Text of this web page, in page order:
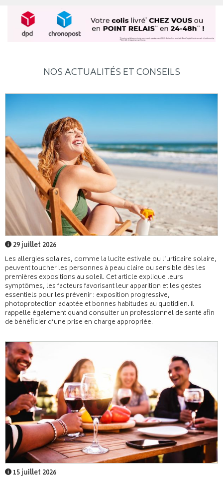
NOS ACTUALITÉS ET CONSEILS
29 juillet 2026
Les allergies solaires, comme la lucite estivale ou l’urticaire solaire,
peuvent toucher les personnes à peau claire ou sensible dès les
premières expositions au soleil. Cet article explique leurs
symptômes, les facteurs favorisant leur apparition et les gestes
essentiels pour les prévenir : exposition progressive,
photoprotection adaptée et bonnes habitudes au quotidien. Il
rappelle également quand consulter un professionnel de santé afin
de bénéficier d’une prise en charge appropriée.
15 juillet 2026